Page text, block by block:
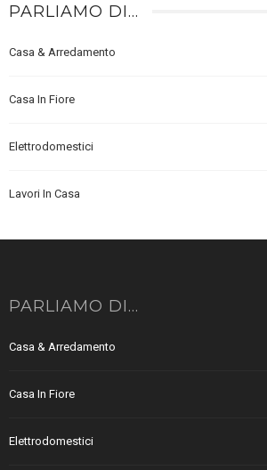
PARLIAMO DI…
Casa & Arredamento
Casa In Fiore
Elettrodomestici
Lavori In Casa
PARLIAMO DI…
Casa & Arredamento
Casa In Fiore
Elettrodomestici